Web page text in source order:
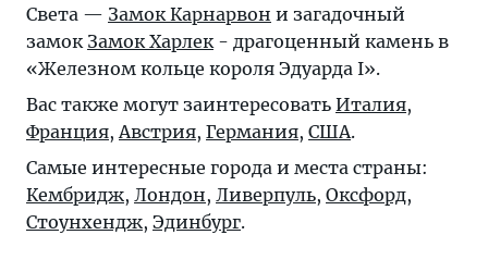
Света — Замок Карнарвон и загадочный
замок Замок Харлек- драгоценный камень в
«Железном кольце короля Эдуарда І».
Вас также могут заинтересовать Италия,
Франция,Австрия, Германия, США.
Самые интересные города и места страны:
Кембридж, Лондон, Ливерпуль, Оксфорд,
Стоунхендж, Эдинбург.